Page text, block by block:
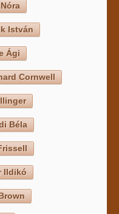
István
Ági
Cornwell
Béla
Ildikó